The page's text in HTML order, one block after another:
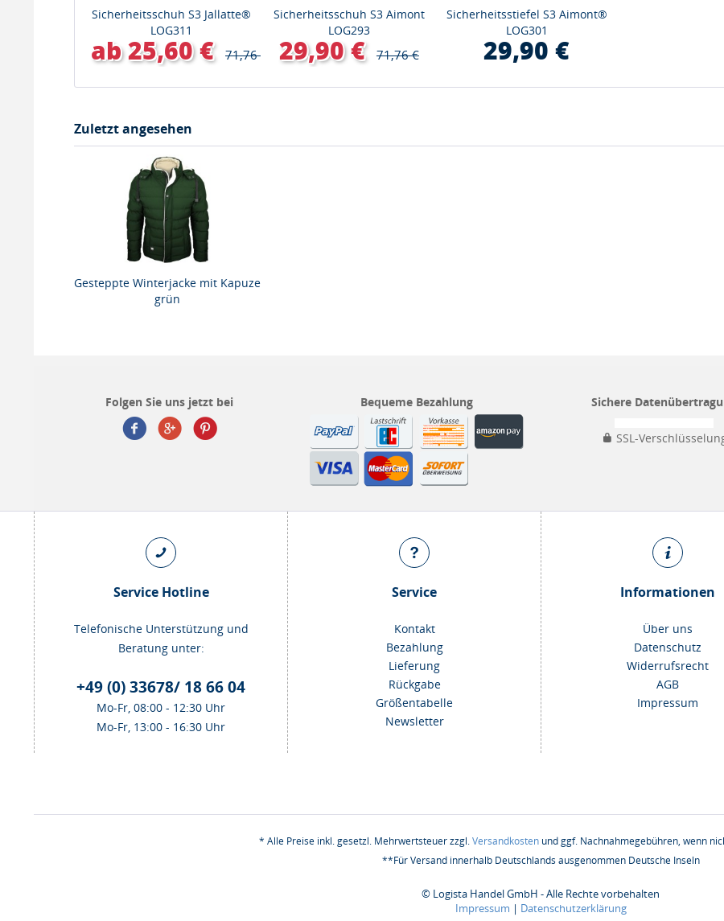
Sicherheitsschuh S3 Jallatte®
LOG311
ab 25,60 € 71,76 €
Sicherheitsschuh S3 Aimont
LOG293
29,90 € 71,76 €
Sicherheitsstiefel S3 Aimont®
LOG301
29,90 €
Zuletzt angesehen
Gesteppte Winterjacke mit Kapuze
grün
Folgen Sie uns jetzt bei Bequeme Bezahlung Sichere
SSL-
Service Hotline
Telefonische Unterstützung und
Beratung unter:
+49 (0) 33678/ 18 66 04
Mo-Fr, 08:00 - 12:30 Uhr
Mo-Fr, 13:00 - 16:30 Uhr
Service
Kontakt
Bezahlung
Lieferung
Rückgabe
Größentabelle
Newsletter
Informationen
Über uns
Datenschutz
Widerrufsrecht
AGB
Impressum
* Alle Preise inkl. gesetzl. Mehrwertsteuer zzgl.Versandkostenund ggf. Nachnahmegebühren, wenn
**Für Versand innerhalb Deutschlands ausgenommen Deutsche Inseln
© Logista Handel GmbH - Alle Rechte vorbehalten
Impressum | Datenschutzerklärung